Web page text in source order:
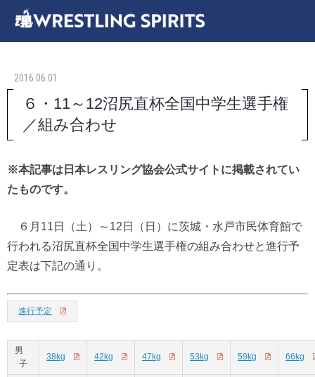
2016.06.01
６・11～12沼尻直杯全国中学生選手権
／組み合わせ
※本記事は日本レスリング協会公式サイトに掲載されてい
たものです。
６月11日（土）～12日（日）に茨城・水戸市民体育館で
行われる沼尻直杯全国中学生選手権の組み合わせと進行予
定表は下記の通り。
進行予定
男
子
38kg 42kg 47kg 53kg 59kg 66kg